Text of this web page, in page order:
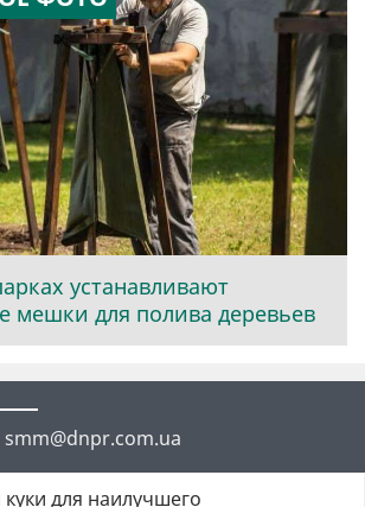
устанавливают
мешки для полива деревьев
smm@dnpr.com.ua
для наилучшего